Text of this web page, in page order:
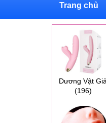
Trang chủ
Dương Vật Giả
(196)